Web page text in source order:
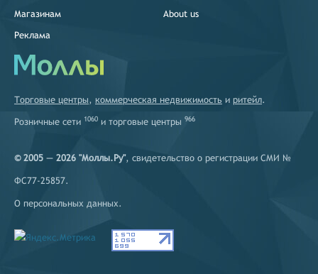
Магазинам
Реклама
About us
Торговые центры, коммерческая недвижимость и ритейл.
Розничные сети 1060 и торговые центры 966
© 2005 — 2026 "Моллы.Ру", свидетельство о регистрации СМИ №
ФС77-25857.
О персональных данных.